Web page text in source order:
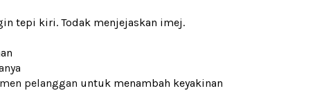
tepi kiri. Todak menjejaskan imej.
pelanggan untuk menambah keyakinan